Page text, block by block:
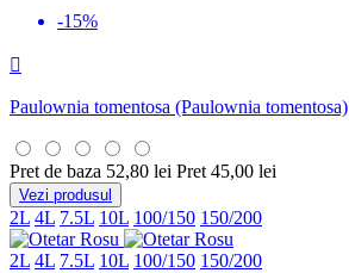
-15%

Paulownia tomentosa (Paulownia tomentosa)
Pret de baza 52,80 lei Pret 45,00 lei
Vezi produsul
2L 4L 7.5L 10L 100/150 150/200
2L 4L 7.5L 10L 100/150 150/200